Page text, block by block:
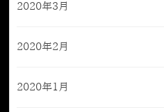
2020年3月
2020年2月
2020年1月